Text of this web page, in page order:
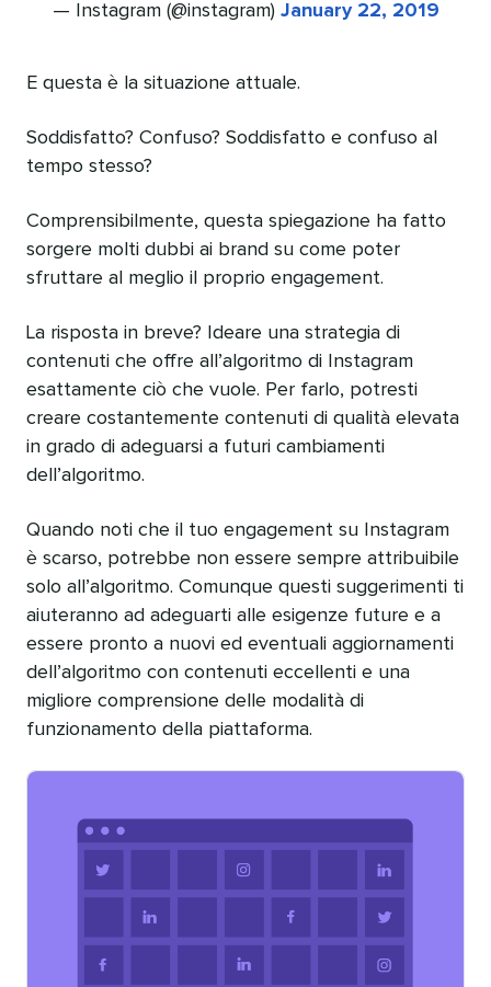
— Instagram (@instagram) January 22, 2019
E questa è la situazione attuale.
Soddisfatto? Confuso? Soddisfatto e confuso al
tempo stesso?
Comprensibilmente, questa spiegazione ha fatto
sorgere molti dubbi ai brand su come poter
sfruttare al meglio il proprio engagement.
La risposta in breve? Ideare una strategia di
contenuti che offre all’algoritmo di Instagram
esattamente ciò che vuole. Per farlo, potresti
creare costantemente contenuti di qualità elevata
in grado di adeguarsi a futuri cambiamenti
dell’algoritmo.
Quando noti che il tuo engagement su Instagram
è scarso, potrebbe non essere sempre attribuibile
solo all’algoritmo. Comunque questi suggerimenti ti
aiuteranno ad adeguarti alle esigenze future e a
essere pronto a nuovi ed eventuali aggiornamenti
dell’algoritmo con contenuti eccellenti e una
migliore comprensione delle modalità di
funzionamento della piattaforma.